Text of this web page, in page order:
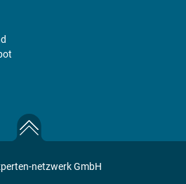
netzwerk GmbH